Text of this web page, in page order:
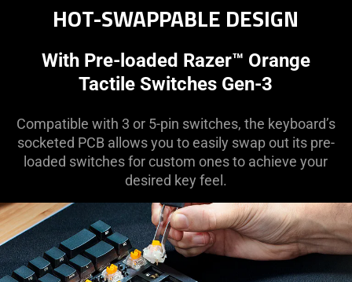
HOT-SWAPPABLE DESIGN
With Pre-loaded Razer™ Orange
Tactile Switches Gen-3
Compatible with 3 or 5-pin switches, the keyboard’s
socketed PCB allows you to easily swap out its pre-
loaded switches for custom ones to achieve your
desired key feel.